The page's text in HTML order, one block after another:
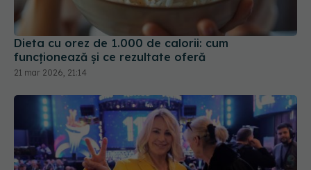
Dieta cu orez de 1.000 de calorii: cum
funcționează și ce rezultate oferă
21 mar 2026, 21:14